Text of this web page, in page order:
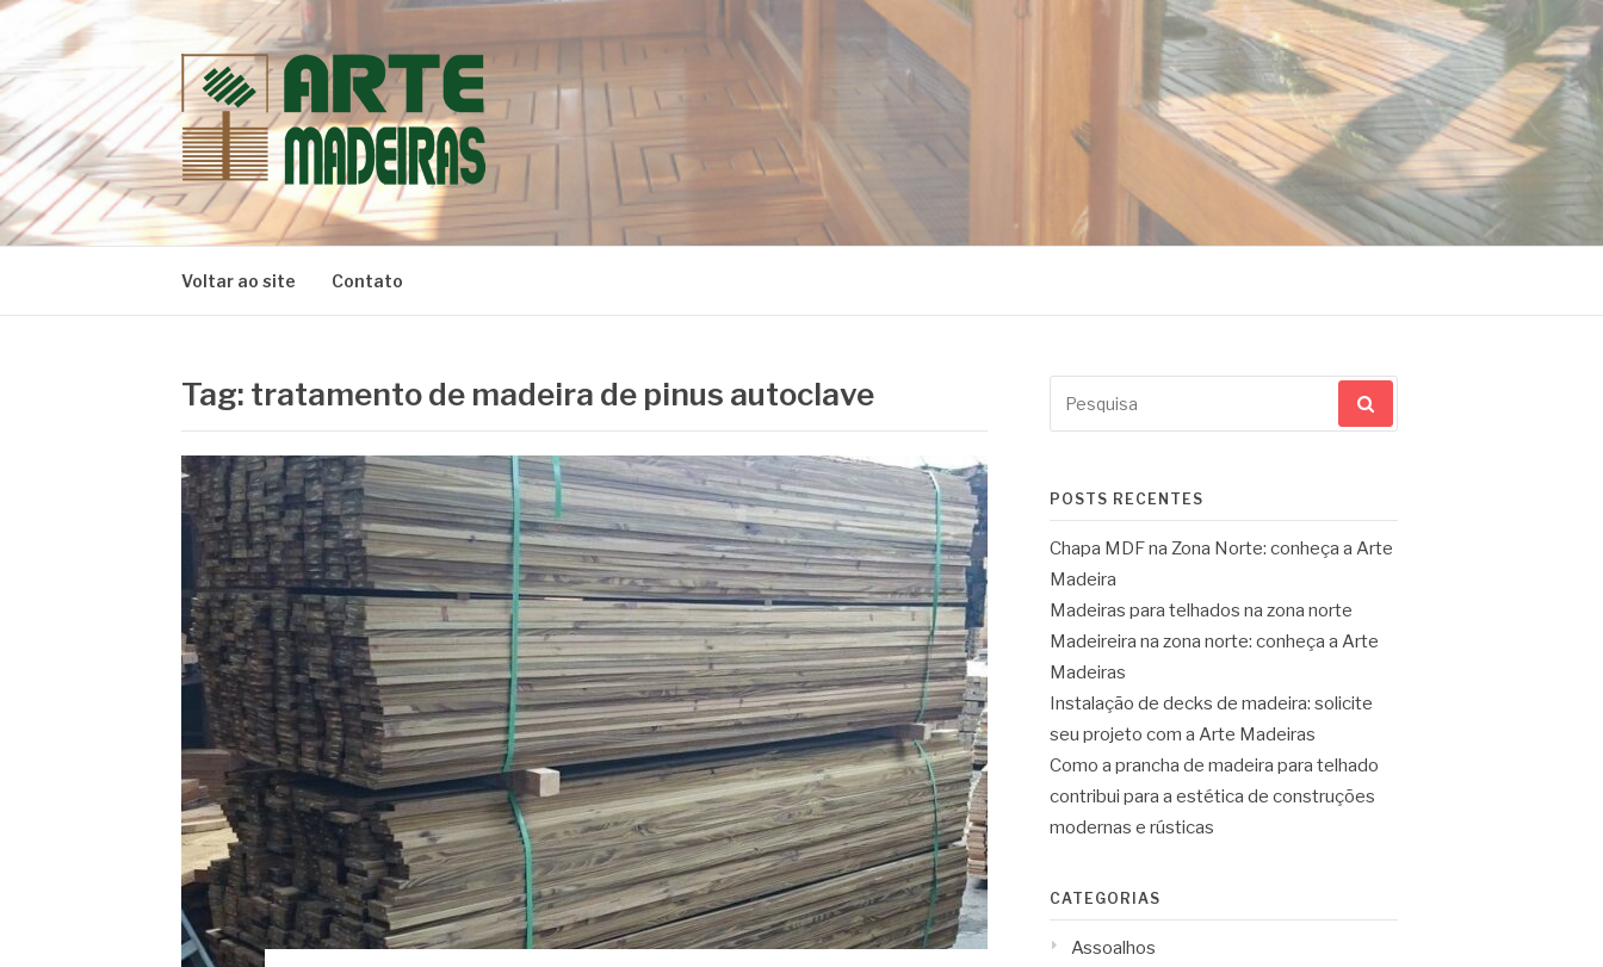
Pular
conteúdo
BLOG | ARTE MADEIRAS
Dicas e Novidades sobre Madeiras
Voltar ao site Contato
Tag: tratamento de madeira de pinus autoclave
por:
POSTS RECENTES
Chapa MDF na Zona Norte: conheça a Arte
Madeira
Madeiras para telhados na zona norte
Madeireira na zona norte: conheça a Arte
Madeiras
Instalação de decks de madeira: solicite
seu projeto com a Arte Madeiras
Como a prancha de madeira para telhado
contribui para a estética de construções
modernas e rústicas
CATEGORIAS
Assoalhos